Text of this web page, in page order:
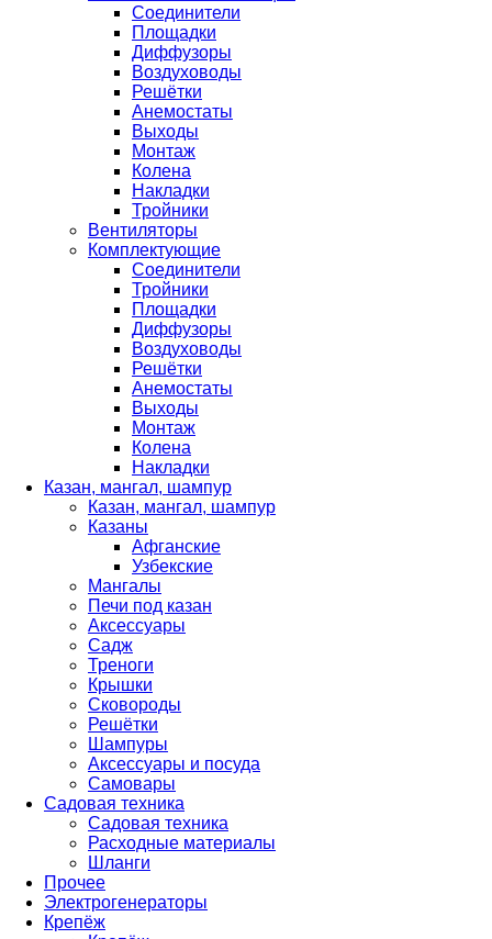
Соединители
Площадки
Диффузоры
Воздуховоды
Решётки
Анемостаты
Выходы
Монтаж
Колена
Накладки
Тройники
Вентиляторы
Комплектующие
Соединители
Тройники
Площадки
Диффузоры
Воздуховоды
Решётки
Анемостаты
Выходы
Монтаж
Колена
Накладки
Казан, мангал, шампур
Казан, мангал, шампур
Казаны
Афганские
Узбекские
Мангалы
Печи под казан
Аксессуары
Садж
Треноги
Крышки
Сковороды
Решётки
Шампуры
Аксессуары и посуда
Самовары
Садовая техника
Садовая техника
Расходные материалы
Шланги
Прочее
Электрогенераторы
Крепёж